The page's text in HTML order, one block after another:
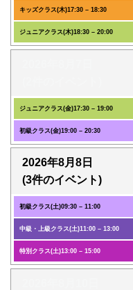
キッズクラス(木)17:30 – 18:30
ジュニアクラス(木)18:30 – 20:00
ジュニアクラス(金)17:30 – 19:00
初級クラス(金)19:00 – 20:30
2026年8月8日
(3件のイベント)
初級クラス(土)09:30 – 11:00
中級・上級クラス(土)11:00 – 13:00
特別クラス(土)13:00 – 15:00